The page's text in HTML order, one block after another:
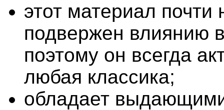
этот материал почти
подвержен влиянию
поэтому он всегда
любая классика;
обладает